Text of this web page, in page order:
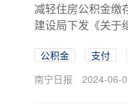
减轻住房公积金缴
建设局下发《关于
公积金 支付
南宁日报
2024-06-